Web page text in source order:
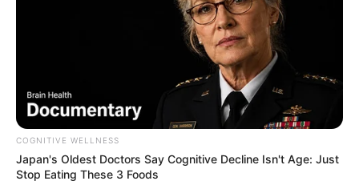
COGNITIVE WELLNESS
Japan's Oldest Doctors Say Cognitive Decline Isn't Age: Just
Stop Eating These 3 Foods